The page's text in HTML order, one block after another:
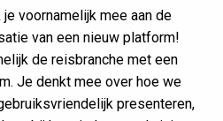
voornamelijk mee aan de
van een nieuw platform!
de reisbranche met een
Je denkt mee over hoe we
presenteren,